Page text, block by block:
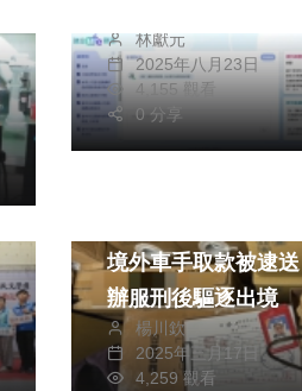
林獻元
2025年八月23日
4,155 觀看
0 分享
境外車手取款被逮送
辦服刑後驅逐出境
楊川欽
2025年三月17日
4,259 觀看